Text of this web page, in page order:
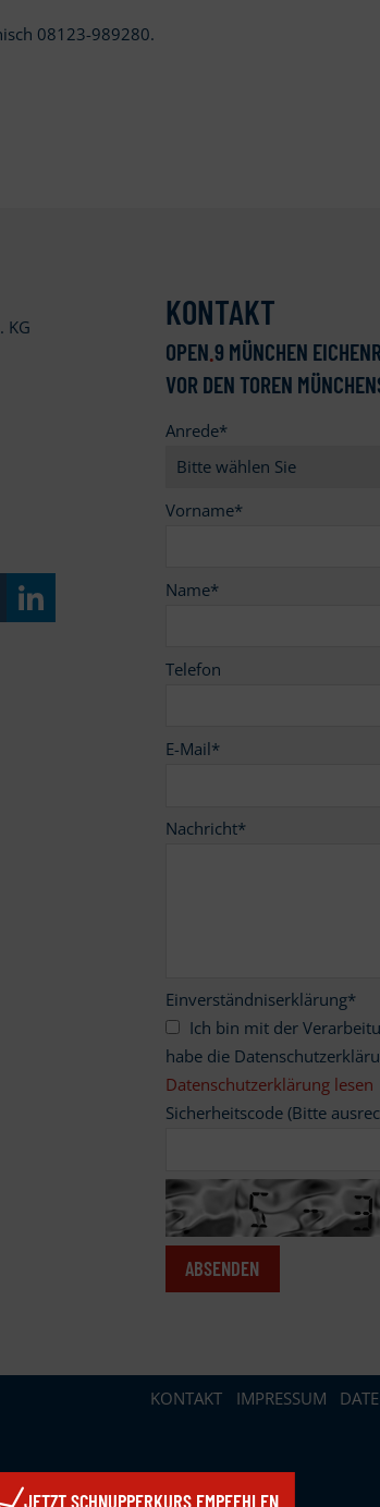
08123-989280.
KG
KONTAKT
OPEN.9 MÜNCHEN
VOR DEN TOREN
Anrede*
Vorname*
Name*
Telefon
E-Mail*
Nachricht*
Einverständniserklärung*
habe die
Datenschutzerklärung lesen
Sicherheitscode (Bitte
KONTAKT IMPRESSUM
JETZT SCHNUPPERKURS EMPFEHLEN